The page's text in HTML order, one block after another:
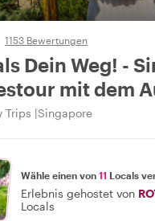
1153 Bewertungen
Dein Weg! -
mit dem
Trips Singapore
Wähle einen von 11 Locals
Erlebnis gehostet von
Locals